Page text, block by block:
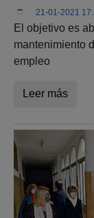
21-01-2021
El objetivo es
mantenimiento
empleo
Leer más